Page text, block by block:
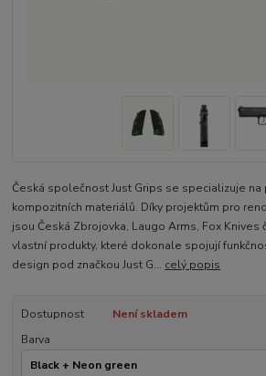
Česká společnost Just Grips se specializuje
kompozitních materiálů. Díky projektům pro
jsou Česká Zbrojovka, Laugo Arms, Fox Knives
vlastní produkty, které dokonale spojují
design pod značkou Just G... celý popis
Dostupnost
Není skladem
Barva